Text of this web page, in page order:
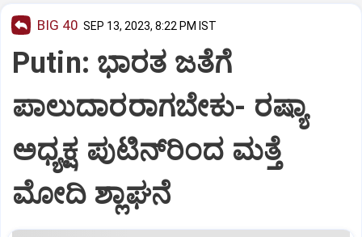
BIG 40 SEP 13, 2023, 8:22 PM IST
Putin: ಭಾರತ ಜತೆಗೆ
ಪಾಲುದಾರರಾಗಬೇಕು- ರಷ್ಯಾ
ಅಧ್ಯಕ್ಷ ಪುಟಿನ್‌ರಿಂದ ಮತ್ತೆ
ಮೋದಿ ಶ್ಲಾಘನೆ